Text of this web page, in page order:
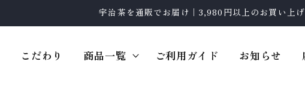
宇治茶を通販でお届け｜3,980円以上のお買い上
こだわり 商品一覧 ご利用ガイド お知らせ